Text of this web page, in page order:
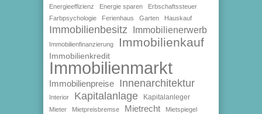
Energieeffizienz Energie sparen
Erbschaftssteuer
Farbpsychologie
Ferienhaus Garten Hauskauf
Immobilienbesitz Immobilienerwerb
Immobilienfinanzierung Immobilienkauf
Immobilienkredit
Immobilienmarkt
Immobilienpreise Innenarchitektur
Interior Kapitalanlage Kapitalanleger
Mieter Mietpreisbremse Mietrecht Mietspiegel